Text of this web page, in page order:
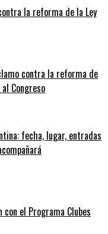
la reforma de la Ley
contra la reforma de
Congreso
fecha, lugar, entradas
el Programa Clubes